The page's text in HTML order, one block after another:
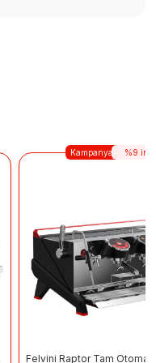
Kampanya %9
Felvini Raptor Tam